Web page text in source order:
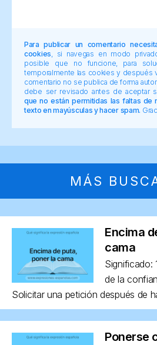
Para publicar un comentario
cookies , si navegas en modo
posible que no funcione, para
temporalmente las cookies y después
comentario no se publica de forma
debe ser revisado antes de aceptar
que no están permitidas las faltas
texto en mayúsculas y hacer spam.
MÁS
Encima
cama
Significado:
de la
Solicitar una petición después de
Ponerse